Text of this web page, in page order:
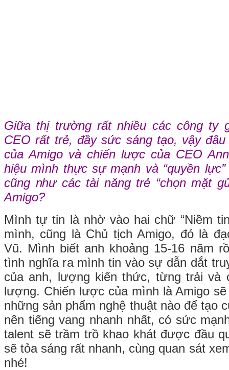
Giữa thị trường rất nhiều các công ty
CEO rất trẻ, đầy sức sáng tạo, vậy
của Amigo và chiến lược của CEO
hiệu mình thực sự mạnh và “quyền
cũng như các tài năng trẻ “chọn mặt
Amigo?
Mình tự tin là nhờ vào hai chữ “Niềm
mình, cũng là Chủ tịch Amigo, đó là
Vũ. Mình biết anh khoảng 15-16 năm
tình nghĩa ra mình tin vào sự dẫn dắt
của anh, lượng kiến thức, từng trải và
lượng. Chiến lược của mình là Amigo
những sản phẩm nghệ thuật nào để tạo
nên tiếng vang nhanh nhất, có sức
talent sẽ trầm trồ khao khát được đầu
sẽ tỏa sáng rất nhanh, cùng quan sát
nhé!